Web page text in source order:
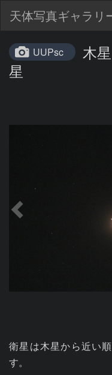
天体写真ギャラリ
UUPsc
木
星
衛星は木星から近い
す。